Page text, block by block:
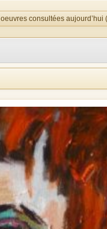
oeuvres consultées aujourd’hui